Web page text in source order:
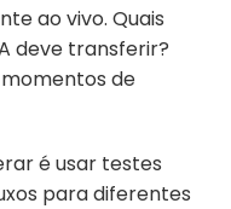
ao vivo. Quais
deve transferir?
de
é usar testes
para diferentes